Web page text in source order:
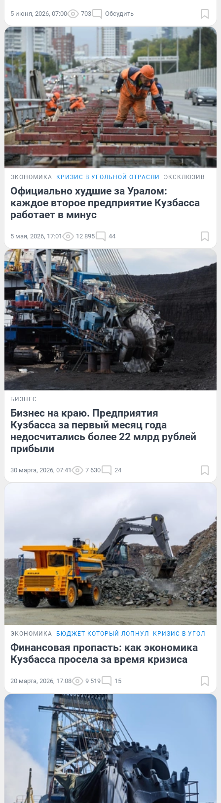
5 июня, 2026, 07:00 703 Обсудить
ЭКОНОМИКА КРИЗИС В УГОЛЬНОЙ ОТРАСЛИ ЭКСКЛЮЗИВ
Официально худшие за Уралом:
каждое второе предприятие Кузбасса
работает в минус
5 мая, 2026, 17:01 12 895 44
БИЗНЕС
Бизнес на краю. Предприятия
Кузбасса за первый месяц года
недосчитались более 22 млрд рублей
прибыли
30 марта, 2026, 07:41 7 630 24
ЭКОНОМИКА БЮДЖЕТ КОТОРЫЙ ЛОПНУЛ КРИЗИС В
Финансовая пропасть: как экономика
Кузбасса просела за время кризиса
20 марта, 2026, 17:08 9 519 15